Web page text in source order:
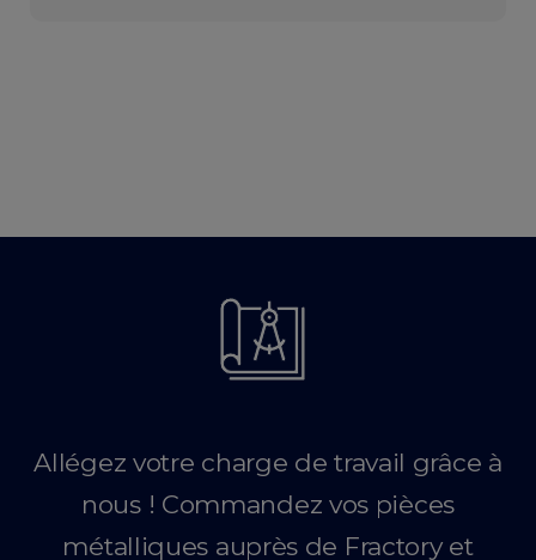
Allégez votre charge de travail grâce à
nous ! Commandez vos pièces
métalliques auprès de Fractory et